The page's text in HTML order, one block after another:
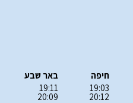
חיפה
19:03
20:12
באר שבע
19:11
20:09